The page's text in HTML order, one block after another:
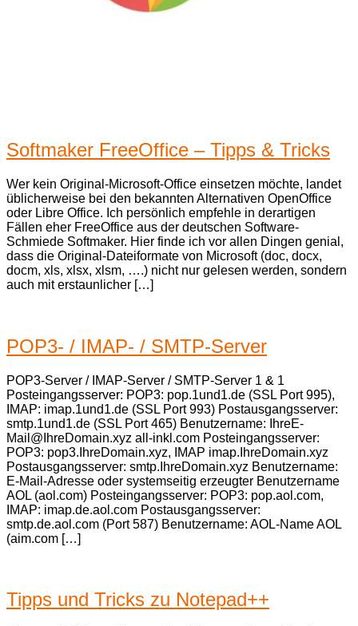
Softmaker FreeOffice – Tipps & Tricks
Wer kein Original-Microsoft-Office einsetzen möchte, landet
üblicherweise bei den bekannten Alternativen OpenOffice
oder Libre Office. Ich persönlich empfehle in derartigen
Fällen eher FreeOffice aus der deutschen Software-
Schmiede Softmaker. Hier finde ich vor allen Dingen genial,
dass die Original-Dateiformate von Microsoft (doc, docx,
docm, xls, xlsx, xlsm, ….) nicht nur gelesen werden, sondern
auch mit erstaunlicher […]
POP3- / IMAP- / SMTP-Server
POP3-Server / IMAP-Server / SMTP-Server 1 & 1
Posteingangsserver: POP3: pop.1und1.de (SSL Port 995),
IMAP: imap.1und1.de (SSL Port 993) Postausgangsserver:
smtp.1und1.de (SSL Port 465) Benutzername: IhreE-
Mail@IhreDomain.xyz all-inkl.com Posteingangsserver:
POP3: pop3.IhreDomain.xyz, IMAP imap.IhreDomain.xyz
Postausgangsserver: smtp.IhreDomain.xyz Benutzername:
E-Mail-Adresse oder systemseitig erzeugter Benutzername
AOL (aol.com) Posteingangsserver: POP3: pop.aol.com,
IMAP: imap.de.aol.com Postausgangsserver:
smtp.de.aol.com (Port 587) Benutzername: AOL-Name AOL
(aim.com […]
Tipps und Tricks zu Notepad++